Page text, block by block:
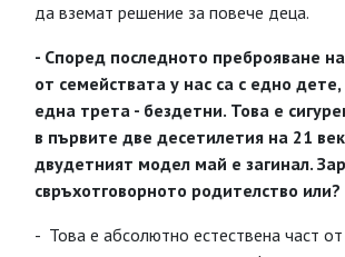
да вземат решение за повече деца.
- Според последното преброяване
от семействата у нас са с едно
една трета - бездетни. Това е
в първите две десетилетия на 21 век
двудетният модел май е загинал.
свръхотговорното родителство или?
- Това е абсолютно естествена част от